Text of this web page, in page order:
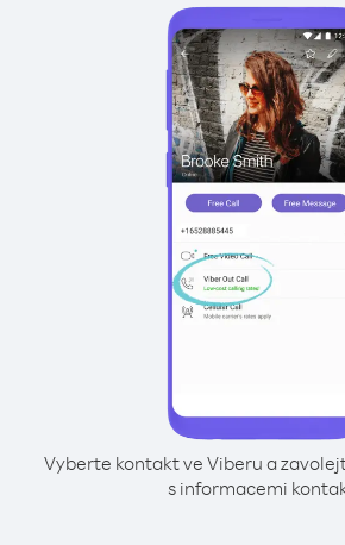
Vyberte kontakt ve Viberu a
s informacemi